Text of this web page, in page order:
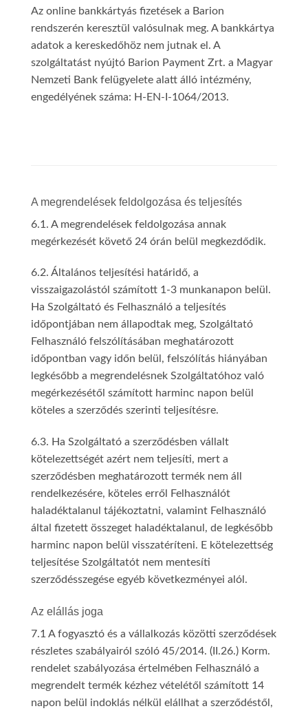
Az online bankkártyás fizetések a Barion
rendszerén keresztül valósulnak meg. A bankkártya
adatok a kereskedőhöz nem jutnak el. A
szolgáltatást nyújtó Barion Payment Zrt. a Magyar
Nemzeti Bank felügyelete alatt álló intézmény,
engedélyének száma: H-EN-I-1064/2013.
A megrendelések feldolgozása és teljesítés
6.1. A megrendelések feldolgozása annak
megérkezését követő 24 órán belül megkezdődik.
6.2. Általános teljesítési határidő, a
visszaigazolástól számított 1-3 munkanapon belül.
Ha Szolgáltató és Felhasználó a teljesítés
időpontjában nem állapodtak meg, Szolgáltató
Felhasználó felszólításában meghatározott
időpontban vagy időn belül, felszólítás hiányában
legkésőbb a megrendelésnek Szolgáltatóhoz való
megérkezésétől számított harminc napon belül
köteles a szerződés szerinti teljesítésre.
6.3. Ha Szolgáltató a szerződésben vállalt
kötelezettségét azért nem teljesíti, mert a
szerződésben meghatározott termék nem áll
rendelkezésére, köteles erről Felhasználót
haladéktalanul tájékoztatni, valamint Felhasználó
által fizetett összeget haladéktalanul, de legkésőbb
harminc napon belül visszatéríteni. E kötelezettség
teljesítése Szolgáltatót nem mentesíti
szerződésszegése egyéb következményei alól.
Az elállás joga
7.1 A fogyasztó és a vállalkozás közötti szerződések
részletes szabályairól szóló 45/2014. (II.26.) Korm.
rendelet szabályozása értelmében Felhasználó a
megrendelt termék kézhez vételétől számított 14
napon belül indoklás nélkül elállhat a szerződéstől,